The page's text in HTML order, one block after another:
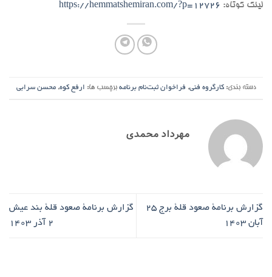
لینک کوتاه: https://hemmatshemiran.com/?p=12726
دسته بندی:کارگروه فنی, فراخوان ثبت‌نام برنامه برچسب ها: ارفع کوه,محسن سرابی
مهرداد محمدی
گزارش برنامۀ صعود قلۀ برج ۲۵
آبان ۱۴۰۳
گزارش برنامۀ صعود قلۀ بند عیش
۲ آذر ۱۴۰۳